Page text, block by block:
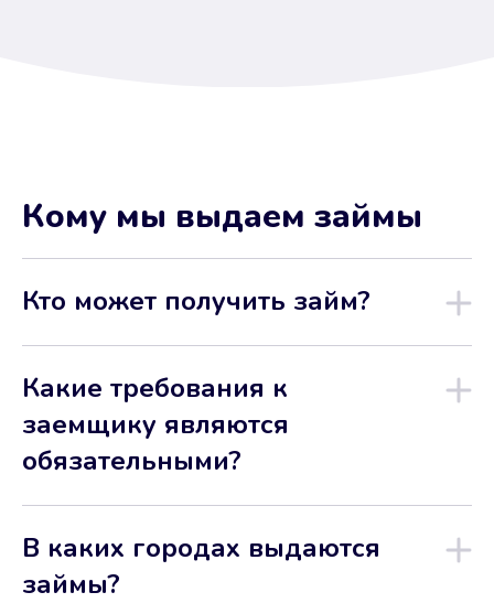
Кому мы выдаем займы
Кто может получить займ?
Какие требования к
заемщику являются
обязательными?
В каких городах выдаются
займы?